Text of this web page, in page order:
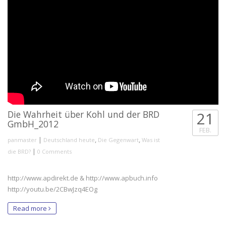
Die Wahrheit über Kohl und der BRD
GmbH_2012
panmaster | Deutschland heute, Die Gegenwart, Was ist
die BRD? | 0 Comments
21
FEB.
http://www.apdirekt.de & http://www.apbuch.info
http://youtu.be/2CBwJzq4EOg
Read more